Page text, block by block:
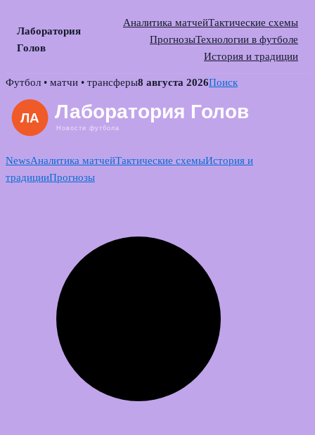
Лаборатория
Голов
Аналитика матчейТактические схемы
ПрогнозыТехнологии в футболе
История и традиции
Skip
content
Футбол • матчи • трансферы8 августа 2026Поиск
NewsАналитика матчейТактические схемыИстория и
традицииПрогнозы